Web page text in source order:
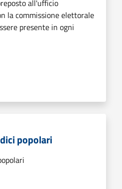
all'ufficio
la commissione elettorale
presente in ogni
popolari